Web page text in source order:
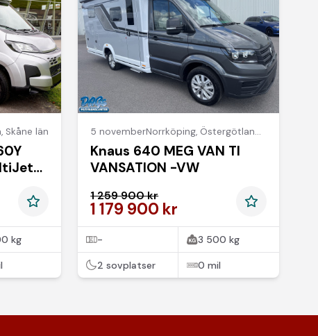
, Skåne län
kg
5 novemberNorrköping, Östergötlands län
Knaus 640 MEG VAN TI
VANSATION -VW
1 259 900 kr
1 179 900 kr
- 3 500 kg
2 sovplatser 0 mil